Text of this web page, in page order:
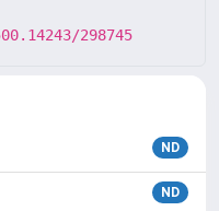
298745
ND
ND